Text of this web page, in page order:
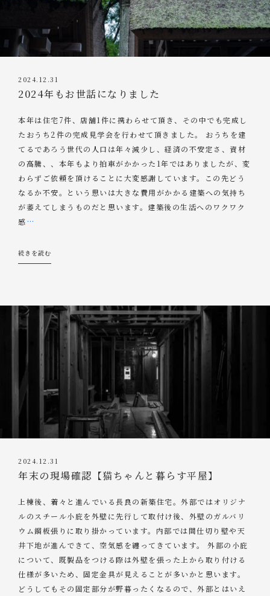
2024.12.31
2024年もお世話になりました
本年は住宅7件、店舗1件に携わらせて頂き、その中でも完成し
たおうち2件の完成見学会を行わせて頂きました。 おうちを建
てるであろう世代の人口は年々減少し、経済の不安定さ、資材
の高騰、、本年もより拍車がかかった1年ではありましたが、変
わらずご依頼を頂けることに大変感謝しています。この先どう
なるか不安。という思いは大きな費用がかかる建築への気持ち
が萎えてしまうものだと思います。建築後の生活へのワクワク
感…
続きを読む
2024.12.31
年末の現場確認【猫ちゃんと暮らす平屋】
上棟後、着々と進んでいる長良の新築住宅。外部ではオリジナ
ルのスチール小庇を外壁に先行して取付け後、外壁のガルバリ
ウム鋼板張りに取り掛かっています。内部では間仕切り壁や天
井下地が進んできて、空気感を纏ってきています。 外部の小庇
について、既製品をつける際は外壁を張った上から取り付ける
仕様が多いため、固定金具が見えることが多いかと思います。
どうしてもその固定部分が野暮ったくなるので、外部とはいえ